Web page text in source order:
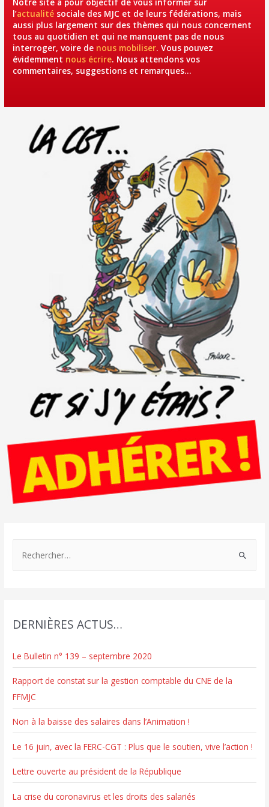
l’actualité sociale des MJC et de leurs fédérations, mais
aussi plus largement sur des thèmes qui nous concernent
tous au quotidien et qui ne manquent pas de nous
interroger, voire de nous mobiliser. Vous pouvez
évidemment nous écrire. Nous attendons vos
commentaires, suggestions et remarques…
r
h
e
r
:
DERNIÈRES ACTUS…
Le Bulletin n° 139 – septembre 2020
Rapport de constat sur la gestion comptable du CNE de la
FFMJC
Non à la baisse des salaires dans l’Animation !
Le 16 juin, avec la FERC-CGT : Plus que le soutien, vive l’action !
Lettre ouverte au président de la République
La crise du coronavirus et les droits des salariés